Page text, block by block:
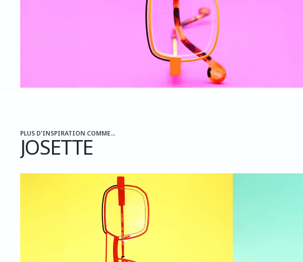
PLUS D'INSPIRATION COMME...
JOSETTE